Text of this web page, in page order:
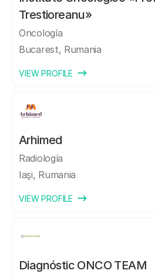
Trestioreanu»
Oncología
Bucarest, Rumania
VIEW PROFILE
Arhimed
Radiología
Iaşi, Rumania
VIEW PROFILE
Diagnóstic ONCO TEAM